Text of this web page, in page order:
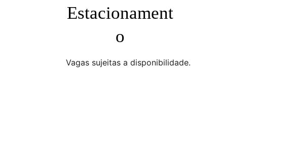
Estacionament
o
Vagas sujeitas a disponibilidade.